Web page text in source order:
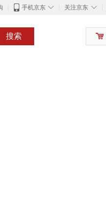
◇
手机京东 ◇
关注京东
搜索